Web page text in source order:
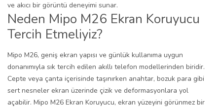
ve akıcı bir görüntü deneyimi sunar.
Neden Mipo M26 Ekran Koruyucu
Tercih Etmeliyiz?
Mipo M26, geniş ekran yapısı ve günlük kullanıma uygun
donanımıyla sık tercih edilen akıllı telefon modellerinden biridir.
Cepte veya çanta içerisinde taşınırken anahtar, bozuk para gibi
sert nesneler ekran üzerinde çizik ve deformasyonlara yol
açabilir. Mipo M26 Ekran Koruyucu, ekran yüzeyini görünmez bir